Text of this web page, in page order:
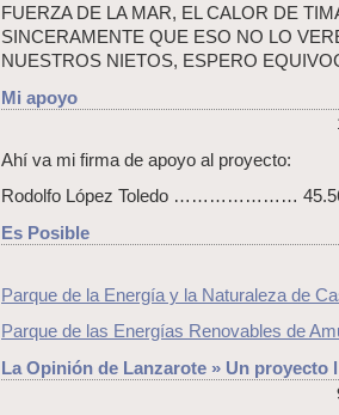
FUERZA DE LA MAR, EL CALOR DE
SINCERAMENTE QUE ESO NO LO
NUESTROS NIETOS, ESPERO
Mi apoyo
Ahí va mi firma de apoyo al proyecto:
Rodolfo López Toledo …………………
Es Posible
Parque de la Energía y la Naturaleza de
Parque de las Energías Renovables de
La Opinión de Lanzarote » Un proyecto